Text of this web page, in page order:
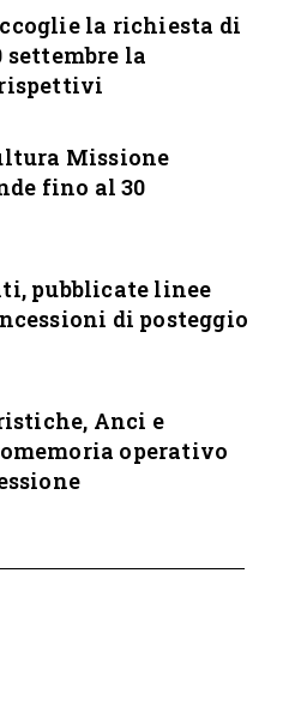
la richiesta di
settembre la
Missione
fino al 30
pubblicate linee
di posteggio
Anci e
operativo